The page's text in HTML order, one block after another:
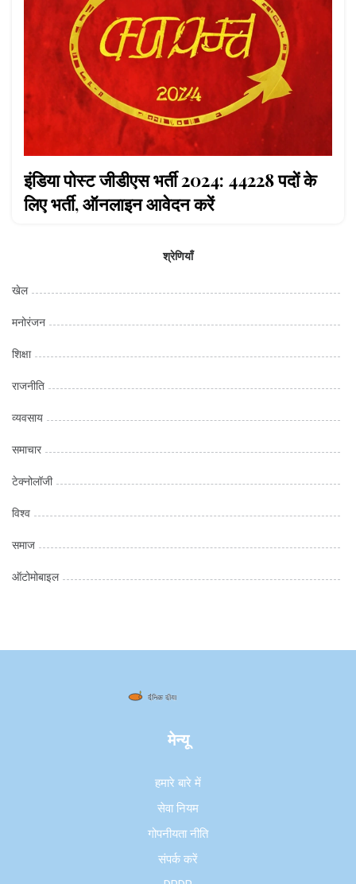
इंडिया पोस्ट जीडीएस भर्ती 2024: 44228 पदों के
लिए भर्ती, ऑनलाइन आवेदन करें
श्रेणियाँ
खेल
मनोरंजन
शिक्षा
राजनीति
व्यवसाय
समाचार
टेक्नोलॉजी
विश्व
समाज
ऑटोमोबाइल
मेन्यू
हमारे बारे में
सेवा नियम
गोपनीयता नीति
संपर्क करें